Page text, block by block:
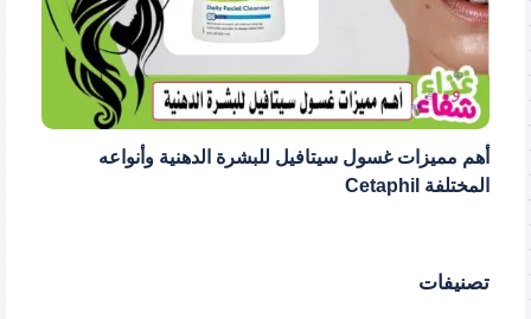
أهم مميزات غسول سيتافيل للبشرة الدهنية وأنواعه
المختلفة Cetaphil
تصنيفات